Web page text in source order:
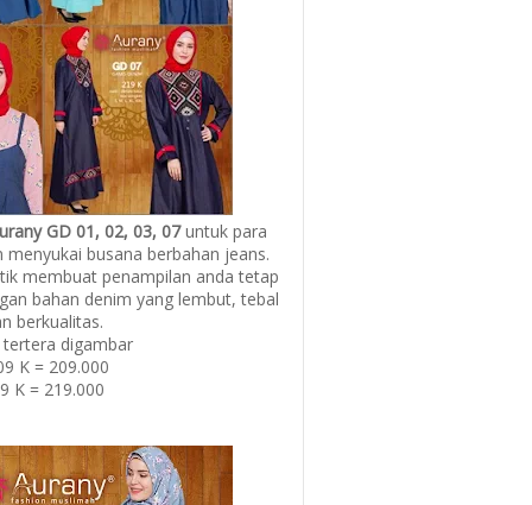
GD 01, 02, 03, 07untuk para
busana berbahan jeans.
membuat penampilan anda tetap
bahan denim yang lembut, tebal
berkualitas.
tertera digambar
K = 209.000
K = 219.000